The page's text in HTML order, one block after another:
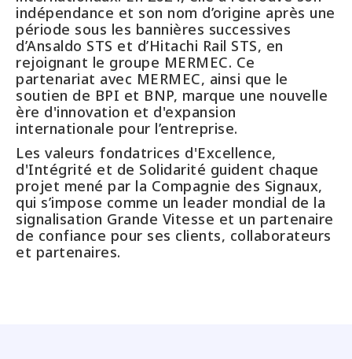
indépendance et son nom d’origine après une
période sous les bannières successives
d’Ansaldo STS et d’Hitachi Rail STS, en
rejoignant le groupe MERMEC. Ce
partenariat avec MERMEC, ainsi que le
soutien de BPI et BNP, marque une nouvelle
ère d'innovation et d'expansion
internationale pour l’entreprise.
Les valeurs fondatrices d'Excellence,
d'Intégrité et de Solidarité guident chaque
projet mené par la Compagnie des Signaux,
qui s’impose comme un leader mondial de la
signalisation Grande Vitesse et un partenaire
de confiance pour ses clients, collaborateurs
et partenaires.